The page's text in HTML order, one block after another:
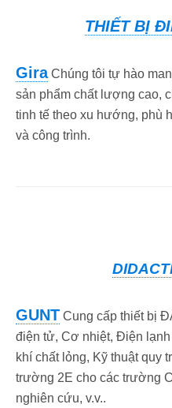
THIẾT BỊ
GiraChúng tôi tự hào
sản phẩm chất lượng cao,
tinh tế theo xu hướng, phù
và công trình.
GUNT Cung cấp thiết bị
điện tử, Cơ nhiệt, Điện
khí chất lỏng, Kỹ thuật quy
trường 2E cho các trường
nghiên cứu, v.v..